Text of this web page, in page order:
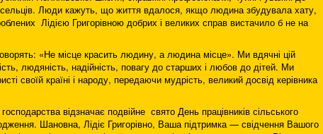
Люди кажуть, що життя вдалося, якщо людина збудувала хату,
Лідією Григорівною добрих і великих справ вистачило б не на
«Не місце красить людину, а людина місце». Ми вдячні цій
людяність, надійність, повагу до старших і любов до дітей. Ми
своїй країні і народу, передаючи мудрість, великий досвід керівника
відзначає подвійне свято День працівників сільського
Шановна, Лідіє Григорівно, Ваша підтримка — свідчення Вашого